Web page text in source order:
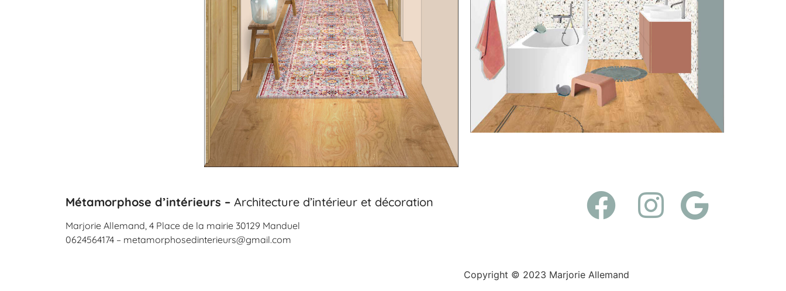
Métamorphose d’intérieurs – Architecture d’intérieur et décoration
Marjorie Allemand, 4 Place de la mairie 30129 Manduel
0624564174 – metamorphosedinterieurs@gmail.com
Copyright © 2023 Marjorie Allemand